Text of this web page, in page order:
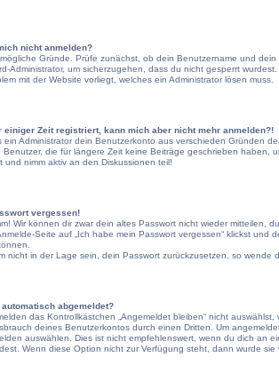
nicht anmelden?
Gründe. Prüfe zunächst, ob dein Benutzername und
Administrator, um sicherzugehen, dass du nicht gesperrt
mit der Website vorliegt, welches ein Administrator lösen muss.
einiger Zeit registriert, kann mich aber nicht mehr anmelden?!
ein Administrator dein Benutzerkonto aus verschieden Gründen
Benutzer, die für längere Zeit keine Beiträge geschrieben haben,
und nimm aktiv an den Diskussionen teil!
vergessen!
Wir können dir zwar dein altes Passwort nicht wieder mitteilen,
Seite auf „Ich habe mein Passwort vergessen“ klickst und
nicht in der Lage sein, dein Passwort zurückzusetzen, so wende
abgemeldet?
das Kontrollkästchen „Angemeldet bleiben“ nicht
deines Benutzerkontos durch einen Dritten. Um
auswählen. Dies ist nicht empfehlenswert, wenn du dich an
Wenn diese Option nicht zur Verfügung steht, dann wurde sie